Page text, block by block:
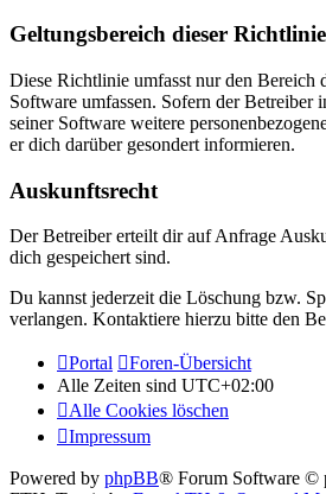
Geltungsbereich dieser Richtlinie
Diese Richtlinie umfasst nur den Bereich
Software umfassen. Sofern der Betreiber
seiner Software weitere
er dich darüber gesondert informieren.
Auskunftsrecht
Der Betreiber erteilt dir auf Anfrage
dich gespeichert sind.
Du kannst jederzeit die Löschung bzw.
verlangen. Kontaktiere hierzu bitte den
Portal
Foren-Übersicht
Alle Zeiten sind UTC+02:00
Alle Cookies löschen
Impressum
Powered by phpBB® Forum Software ©